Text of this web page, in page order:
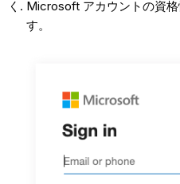
Microsoft アカウントの資
す。